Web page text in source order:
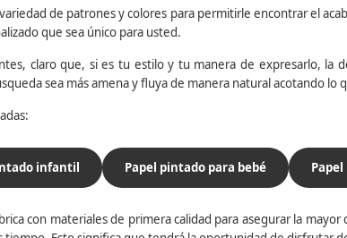
de patrones y colores para permitirle encontrar el
que sea único para usted.
claro que, si es tu estilo y tu manera de expresarlo, la
sea más amena y fluya de manera natural acotando lo
infantil Papel pintado para bebé
con materiales de primera calidad para asegurar la